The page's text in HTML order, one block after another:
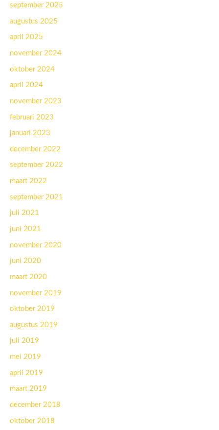
september 2025
augustus 2025
april 2025
november 2024
oktober 2024
april 2024
november 2023
februari 2023
januari 2023
december 2022
september 2022
maart 2022
september 2021
juli 2021
juni 2021
november 2020
juni 2020
maart 2020
november 2019
oktober 2019
augustus 2019
juli 2019
mei 2019
april 2019
maart 2019
december 2018
oktober 2018